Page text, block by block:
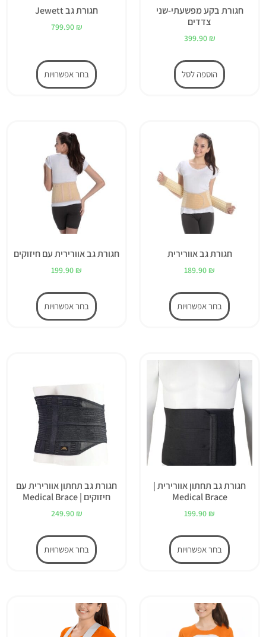
חגורת בקע מפשעתי-שני
צדדים
399.90 ₪
הוספה לסל
חגורת גב Jewett
799.90 ₪
בחר אפשרויות
חגורת גב אוורירית
189.90 ₪
בחר אפשרויות
חגורת גב אוורירית עם חיזוקים
199.90 ₪
בחר אפשרויות
חגורת גב תחתון אוורירית |
Medical Brace
199.90 ₪
בחר אפשרויות
חגורת גב תחתון אוורירית עם
חיזוקים | Medical Brace
249.90 ₪
בחר אפשרויות